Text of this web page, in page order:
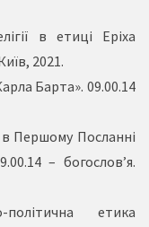
в етиці Еріха
2021.
Барта». 09.00.14
в Першому Посланні
– богослов’я.
етика